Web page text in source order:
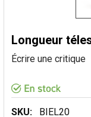
Longueur
Écrire une critique
SKU: BIEL20